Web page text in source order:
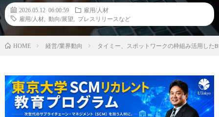
2026.05.12 06:00:59
雇用/人材
雇用/人材
動向/展望 プレスリリースなど
HOME 経営/業界動向 タイミー、スポットワークの枠組み活用した